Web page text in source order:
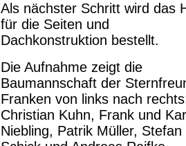
Als nächster Schritt wird das
für die Seiten und
Dachkonstruktion bestellt.
Die Aufnahme zeigt die
Baumannschaft der
Franken von links nach
Christian Kuhn, Frank und
Niebling, Patrik Müller, Stefan